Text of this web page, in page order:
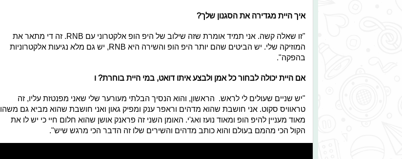
איך היית מגדירה את הסגנון שלך?
"זו שאלה קשה. אני תמיד אומרת שזה שילוב של היפ הופ אלקטרוני עם RNB. זה די מתאר את
המוזיקה שלי. יש הביטים שהם יותר היפ הופ והשירה היא RNB, יש גם מלא נגיעות אלקטרוניות
בהפקה".
אם היית יכולה לבחור כל אמן ולבצע איתו דואט, במי היית בוחרת? ו
"יש שניים שעולים לי לראש. הראשון, והוא הנסיך הבלתי מעורער שלי שאני מפנטזת עליו, זה
טראוויס סקוט. אני חושבת שהוא מדהים וראפר ענק ומפיק גאון ואני חושבת שהוא מביא גם משהו
מאוד מעניין להיפ הופ ומאוד נועז ואג'י. האומן השני זה פראנק אושן שהוא חלום חיי כי יש לו את
הקול הכי מהמם בעולם והוא כותב מדהים והשירים שלו זה הדבר הכי מרגש שיש".